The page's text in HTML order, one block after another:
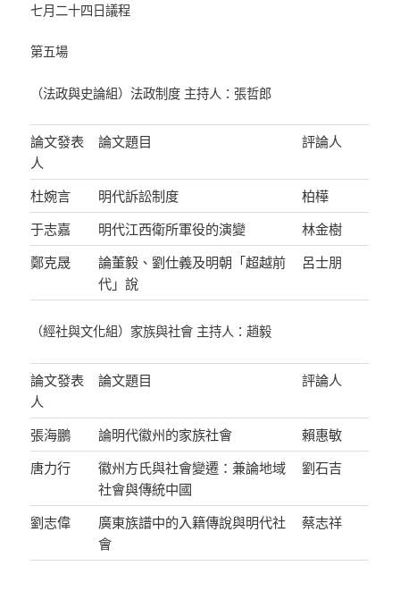
七月二十四日議程
第五場
（法政與史論組）法政制度 主持人：張哲郎
論文發表
人
論文題目 評論人
杜婉言 明代訴訟制度
柏樺
于志嘉
明代江西衛所軍役的演變
林金樹
鄭克晟
論董毅、劉仕義及明朝「超越前
代」說
呂士朋
（經社與文化組）家族與社會 主持人：趙毅
論文發表
人
論文題目 評論人
張海鵬 論明代徽州的家族社會
賴惠敏
唐力行
徽州方氏與社會變遷：兼論地域
社會與傳統中國
劉石吉
劉志偉
廣東族譜中的入籍傳說與明代社
會
蔡志祥